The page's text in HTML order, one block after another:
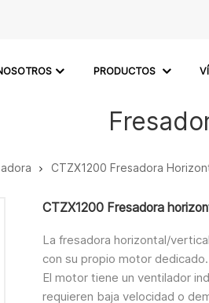
PRODUCTOS
CTZX1200 Fresadora
CTZX1200 Fresadora
La fresadora horizontal/
con su propio motor dedicado.
El motor tiene un ventilador
requieren baja velocidad o